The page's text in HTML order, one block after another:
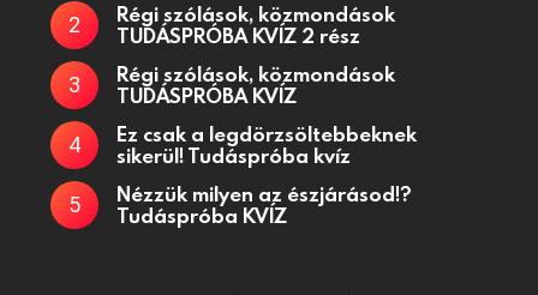
Régi szólások, közmondások
TUDÁSPRÓBA KVÍZ 2 rész
Régi szólások, közmondások
TUDÁSPRÓBA KVÍZ
Ez csak a legdörzsöltebbeknek
sikerül! Tudáspróba kvíz
Nézzük milyen az észjárásod!?
Tudáspróba KVÍZ